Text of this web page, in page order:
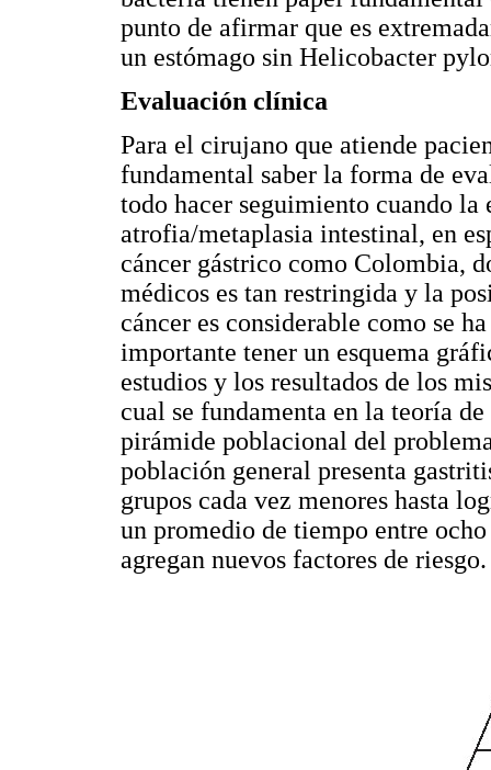
punto de afirmar que es
un estómago sin Helicobacter
Evaluación clínica
Para el cirujano que atiende
fundamental saber la forma de
todo hacer seguimiento cuando
atrofia/metaplasia intestinal, en
cáncer gástrico como Colombia,
médicos es tan restringida y la
cáncer es considerable como se
importante tener un esquema
estudios y los resultados de los
cual se fundamenta en la teoría
pirámide poblacional del
población general presenta
grupos cada vez menores hasta
un promedio de tiempo entre
agregan nuevos factores de riesgo.